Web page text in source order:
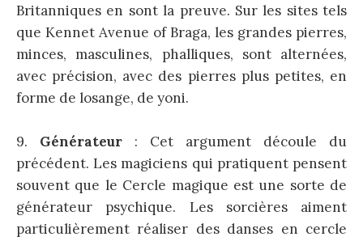
Britanniques en sont la preuve. Sur les sites tels
que Kennet Avenue of Braga, les grandes pierres,
minces, masculines, phalliques, sont alternées,
avec précision, avec des pierres plus petites, en
forme de losange, de yoni.
9. Générateur : Cet argument découle du
précédent. Les magiciens qui pratiquent pensent
souvent que le Cercle magique est une sorte de
générateur psychique. Les sorcières aiment
particulièrement réaliser des danses en cercle